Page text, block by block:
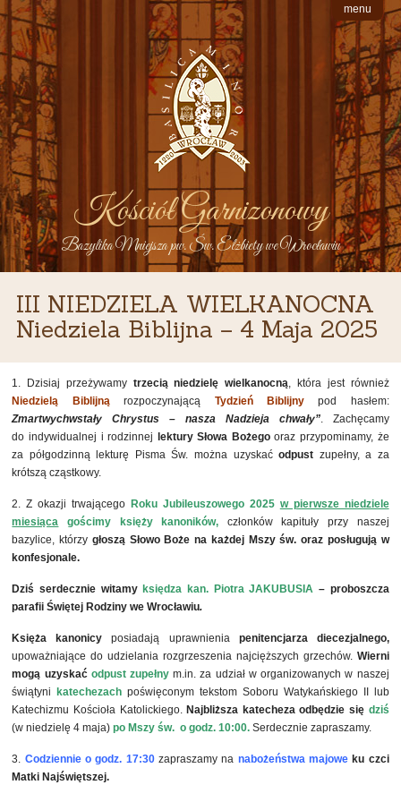
menu
Kościół Garnizonowy
Bazylika Mniejsza pw. Św. Elżbiety we Wrocławiu
III NIEDZIELA WIELKANOCNA
Niedziela Biblijna – 4 Maja 2025
1. Dzisiaj przeżywamy trzecią niedzielę wielkanocną, która jest również
Niedzielą Biblijnąrozpoczynającą Tydzień Biblijnypod hasłem:
Zmartwychwstały Chrystus – nasza Nadzieja chwały”. Zachęcamy
do indywidualnej i rodzinnej
lektury Słowa Bożegooraz przypominamy, że
za półgodzinną lekturę Pisma Św. można uzyskaćodpust zupełny, a za
krótszą cząstkowy.
2. Z okazji trwającego Roku Jubileuszowego 2025 w pierwsze niedziele
miesiąca gościmy księży kanoników,
członków kapituły przy naszej
bazylice, którzy głoszą Słowo Bożena każdej Mszy św. oraz posługują w
konfesjonale.
Dziś serdecznie witamy księdza kan. Piotra JAKUBUSIA – proboszcza
parafii Świętej Rodziny we Wrocławiu.
Księża kanonicyposiadają uprawnienia penitencjarza diecezjalnego,
upoważniające do udzielania rozgrzeszenia najcięższych grzechów. Wierni
mogą uzyskać odpust zupełnym.in. za udział w organizowanych w naszej
świątyni
katechezach poświęconym tekstom Soboru Watykańskiego II lub
Katechizmu Kościoła Katolickiego.Najbliższa katecheza odbędzie się dziś
(w niedzielę 4 maja)po Mszy św. o godz. 10:00. Serdecznie zapraszamy.
3. Codziennie o godz. 17:30zapraszamy na nabożeństwa majoweku czci
Matki Najświętszej.